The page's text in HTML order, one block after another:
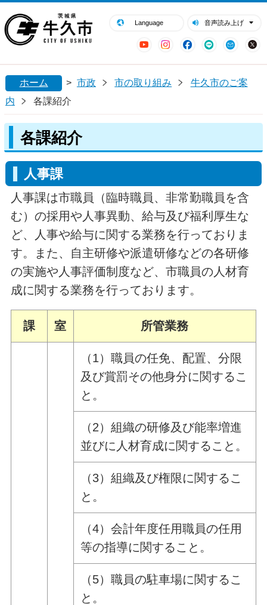
Language 音声読み上げ
YouTubeInstagram
Facebook
LINE Mail
閉じる
ホーム > 市政 市の取り組み
牛久市のご案
内
各課紹介
各課紹介
人事課
人事課は市職員（臨時職員、非常勤職員を含
む）の採用や人事異動、給与及び福利厚生な
ど、人事や給与に関する業務を行っておりま
す。また、自主研修や派遣研修などの各研修
の実施や人事評価制度など、市職員の人材育
成に関する業務を行っております。
課 室 所管業務
（1）職員の任免、配置、分限
及び賞罰その他身分に関するこ
と。
（2）組織の研修及び能率増進
並びに人材育成に関すること。
（3）組織及び権限に関するこ
と。
（4）会計年度任用職員の任用
等の指導に関すること。
（5）職員の駐車場に関するこ
と。